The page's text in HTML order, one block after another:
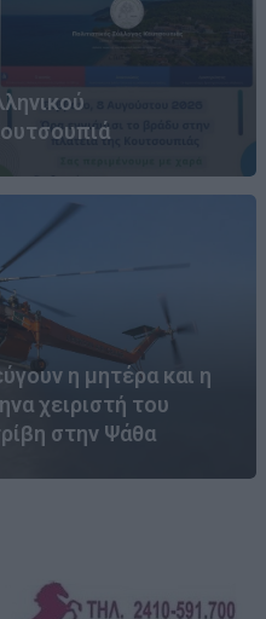
η μητέρα και η
χειριστή του
στην Ψάθα